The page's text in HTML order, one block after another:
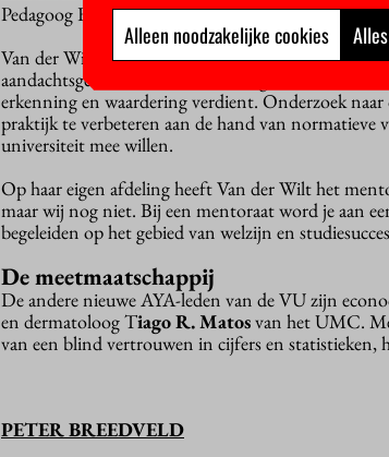
Pedagoog Femke van der Wilt
Van der Wilt kon niet bij de inhuldiging zijn, waar
aandachtsgebied ze zich willen bezighouden.
erkenning en waardering verdient. Onderzoek
praktijk te verbeteren aan de hand van normatieve
universiteit mee willen.
Op haar eigen afdeling heeft Van der Wilt het
maar wij nog niet. Bij een mentoraat word je aan
begeleiden op het gebied van welzijn en
De meetmaatschappij
De andere nieuwe AYA-leden van de VU zijn
en dermatoloog Tiago R. Matosvan het UMC.
van een blind vertrouwen in cijfers en statistieken,
PETER BREEDVELD
Alleen noodzakelijke cookies